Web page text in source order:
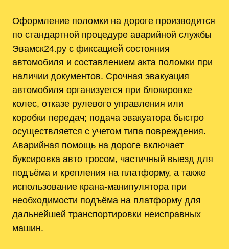
Оформление поломки на дороге производится
по стандартной процедуре аварийной службы
Эвамск24.ру с фиксацией состояния
автомобиля и составлением акта поломки при
наличии документов. Срочная эвакуация
автомобиля организуется при блокировке
колес, отказе рулевого управления или
коробки передач; подача эвакуатора быстро
осуществляется с учетом типа повреждения.
Аварийная помощь на дороге включает
буксировка авто тросом, частичный выезд для
подъёма и крепления на платформу, а также
использование крана-манипулятора при
необходимости подъёма на платформу для
дальнейшей транспортировки неисправных
машин.